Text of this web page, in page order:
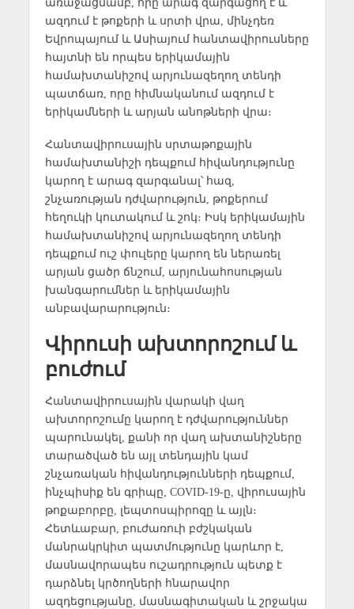
ազդում է թոքերի և սրտի վրա, մինչդեռ
Եվրոպայում և Ասիայում հանտավիրուսները
հայտնի են որպես երիկամային
համախտանիշով արյունազեղող տենդի
պատճառ, որը հիմնականում ազդում է
երիկամների և արյան անոթների վրա։
Հանտավիրուսային սրտաթոքային
համախտանիշի դեպքում հիվանդությունը
կարող է արագ զարգանալ՝ հազ,
շնչառության դժվարություն, թոքերում
հեղուկի կուտակում և շոկ։ Իսկ երիկամային
համախտանիշով արյունազեղող տենդի
դեպքում ուշ փուլերը կարող են ներառել
արյան ցածր ճնշում, արյունահոսության
խանգարումներ և երիկամային
անբավարարություն։
Վիրուսի ախտորոշում և
բուժում
Հանտավիրուսային վարակի վաղ
ախտորոշումը կարող է դժվարություններ
պարունակել, քանի որ վաղ ախտանիշները
տարածված են այլ տենդային կամ
շնչառական հիվանդությունների դեպքում,
ինչպիսիք են գրիպը, COVID-19-ը, վիրուսային
թոքաբորբը, լեպտոսպիրոզը և այլն։
Հետևաբար, բուժառուի բժշկական
մանրակրկիտ պատմությունը կարևոր է,
մասնավորապես ուշադրություն պետք է
դարձնել կրծողների հնարավոր
ազդեցությանը, մասնագիտական ​​և շրջակա